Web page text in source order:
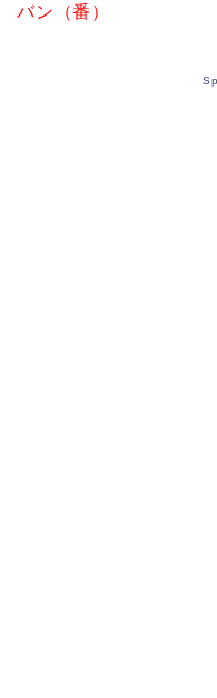
バン（番）